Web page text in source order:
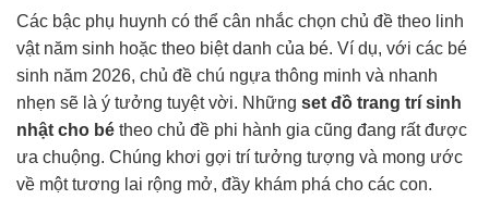
Các bậc phụ huynh có thể cân nhắc chọn chủ đề theo linh
vật năm sinh hoặc theo biệt danh của bé. Ví dụ, với các bé
sinh năm 2026, chủ đề chú ngựa thông minh và nhanh
nhẹn sẽ là ý tưởng tuyệt vời. Những set đồ trang trí sinh
nhật cho bé theo chủ đề phi hành gia cũng đang rất được
ưa chuộng. Chúng khơi gợi trí tưởng tượng và mong ước
về một tương lai rộng mở, đầy khám phá cho các con.